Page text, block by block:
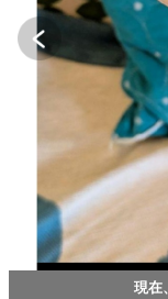
現在、